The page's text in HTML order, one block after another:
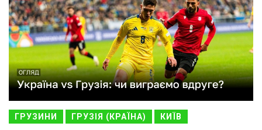
ГРУЗИНИ ГРУЗІЯ (КРАЇНА) КИЇВ